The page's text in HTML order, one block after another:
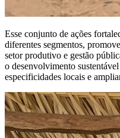
Esse conjunto de ações
diferentes segmentos,
setor produtivo e gestão
o desenvolvimento
especificidades locais e